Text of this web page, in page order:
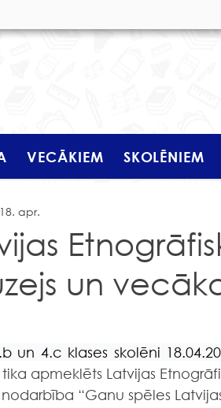
VECĀKIEM SKOLĒNIEM
un
apr.
un 4.c klases skolēni
apmeklēts Latvijas
“Ganu spēles